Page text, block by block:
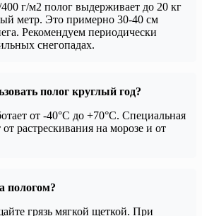
г/м2 полог выдерживает до 20 кг
метр. Это примерно 30-40 см
Рекомендуем периодически
снегопадах.
полог круглый год?
от -40°C до +70°C. Специальная
растрескивания на морозе и от
пологом?
грязь мягкой щеткой. При